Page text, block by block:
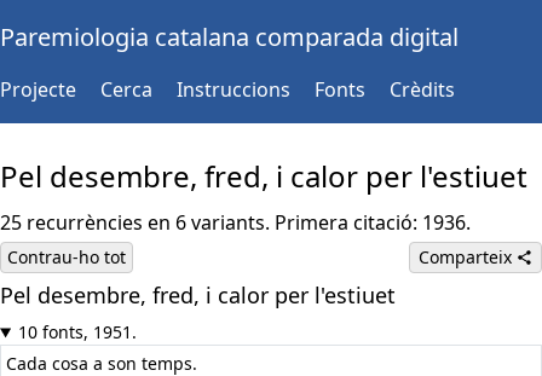
Paremiologia catalana comparada digital
Projecte Cerca Instruccions Fonts Crèdits
Pel desembre, fred, i calor per l'estiuet
25 recurrències en 6 variants. Primera citació: 1936.
Contrau-ho tot Comparteix
Pel desembre, fred, i calor per l'estiuet
10 fonts, 1951.
Cada cosa a son temps.